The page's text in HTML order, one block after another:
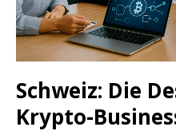
Schweiz: Die
Krypto-